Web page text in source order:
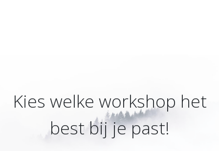
Kies welke workshop het
best bij je past!